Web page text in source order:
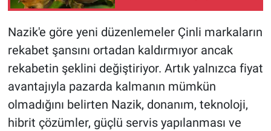
Nazik'e göre yeni düzenlemeler Çinli markaların
rekabet şansını ortadan kaldırmıyor ancak
rekabetin şeklini değiştiriyor. Artık yalnızca fiyat
avantajıyla pazarda kalmanın mümkün
olmadığını belirten Nazik, donanım, teknoloji,
hibrit çözümler, güçlü servis yapılanması ve